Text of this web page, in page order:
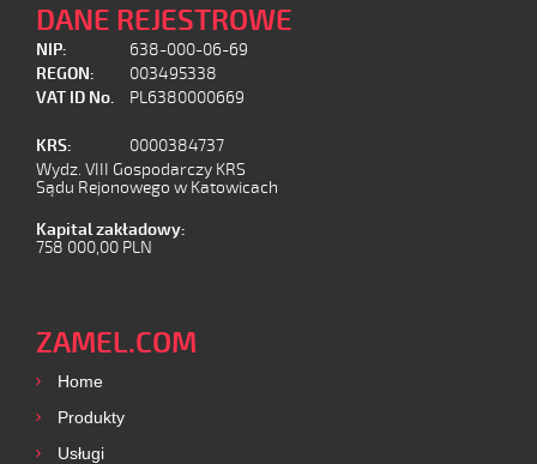
DANE REJESTROWE
NIP:
638-000-06-69
REGON:
003495338
VAT ID No.
PL6380000669
KRS:
0000384737
Wydz. VIII Gospodarczy KRS
Sądu Rejonowego w Katowicach
Kapital zakładowy:
758 000,00 PLN
ZAMEL.COM
Home
Produkty
Usługi